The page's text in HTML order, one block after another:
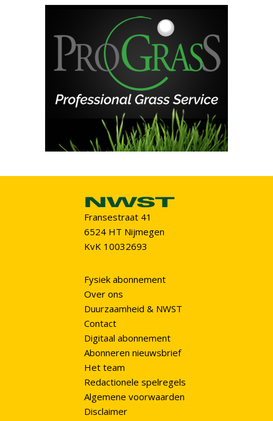
Fransestraat 41
6524 HT Nijmegen
KvK 10032693
Fysiek abonnement
Over ons
Duurzaamheid & NWST
Contact
Digitaal abonnement
Abonneren nieuwsbrief
Het team
Redactionele spelregels
Algemene voorwaarden
Disclaimer